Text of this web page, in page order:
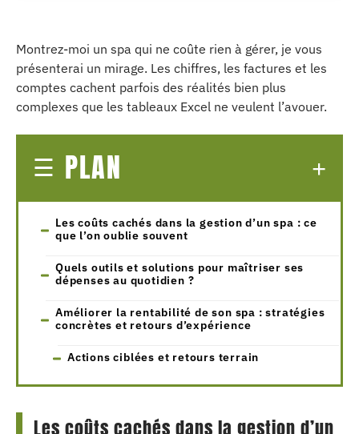
Montrez-moi un spa qui ne coûte rien à gérer, je vous
présenterai un mirage. Les chiffres, les factures et les
comptes cachent parfois des réalités bien plus
complexes que les tableaux Excel ne veulent l’avouer.
PLAN
Les coûts cachés dans la gestion d’un spa : ce
que l’on oublie souvent
Quels outils et solutions pour maîtriser ses
dépenses au quotidien ?
Améliorer la rentabilité de son spa : stratégies
concrètes et retours d’expérience
Actions ciblées et retours terrain
Les coûts cachés dans la gestion d’un